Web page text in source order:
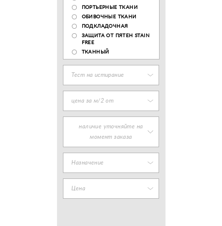
ПОРТЬЕРНЫЕ ТКАНИ
ОБИВОЧНЫЕ ТКАНИ
ПОДКЛАДОЧНАЯ
ЗАЩИТА ОТ ПЯТЕН STAIN
FREE
ТКАННЫЙ
Тест на истирание
цена за м/2 от
наличие уточняйте на
момент заказа
Назначение
Цена